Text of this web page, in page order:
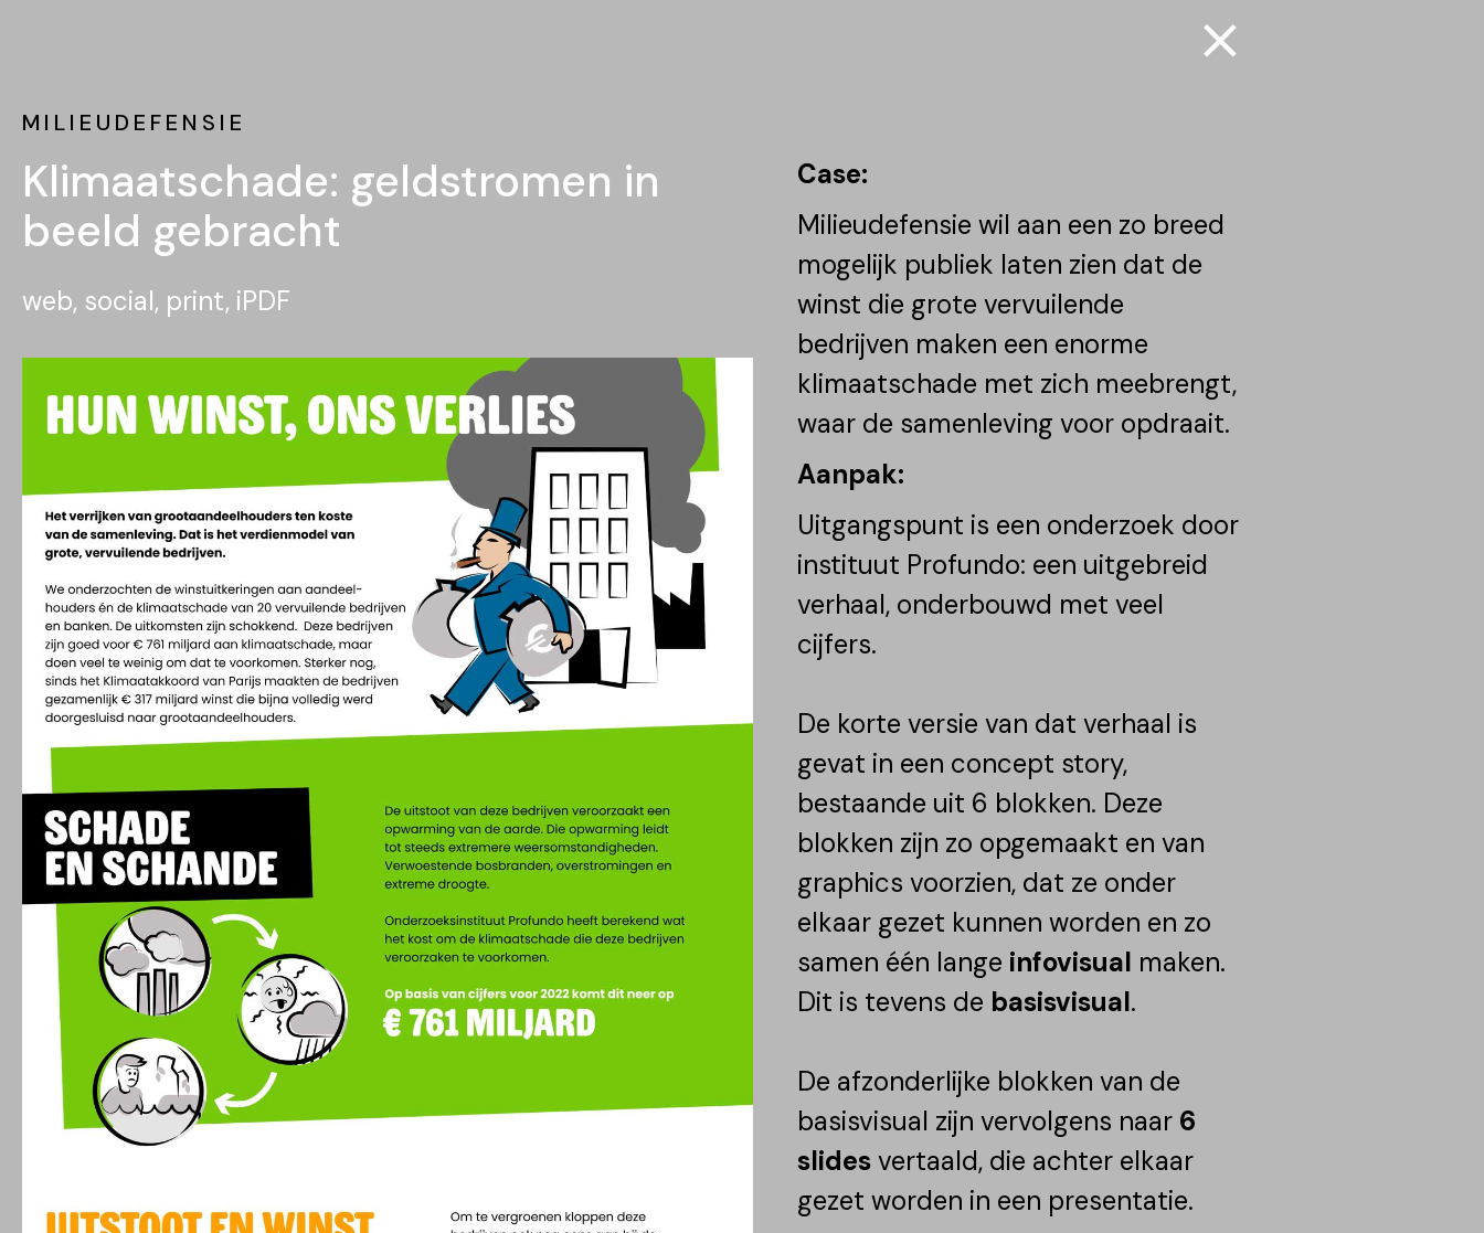
MILIEUDEFENSIE
Klimaatschade: geldstromen in
beeld gebracht
web, social, print, iPDF
Case:
Milieudefensie wil aan een zo breed
mogelijk publiek laten zien dat de
winst die grote vervuilende
bedrijven maken een enorme
klimaatschade met zich meebrengt,
waar de samenleving voor opdraait.
Aanpak:
Uitgangspunt is een onderzoek door
instituut Profundo: een uitgebreid
verhaal, onderbouwd met veel
cijfers.
De korte versie van dat verhaal is
gevat in een concept story,
bestaande uit 6 blokken. Deze
blokken zijn zo opgemaakt en van
graphics voorzien, dat ze onder
elkaar gezet kunnen worden en zo
samen één lange infovisual maken.
Dit is tevens de basisvisual.
De afzonderlijke blokken van de
basisvisual zijn vervolgens naar 6
slidesvertaald, die achter elkaar
gezet worden in een presentatie.